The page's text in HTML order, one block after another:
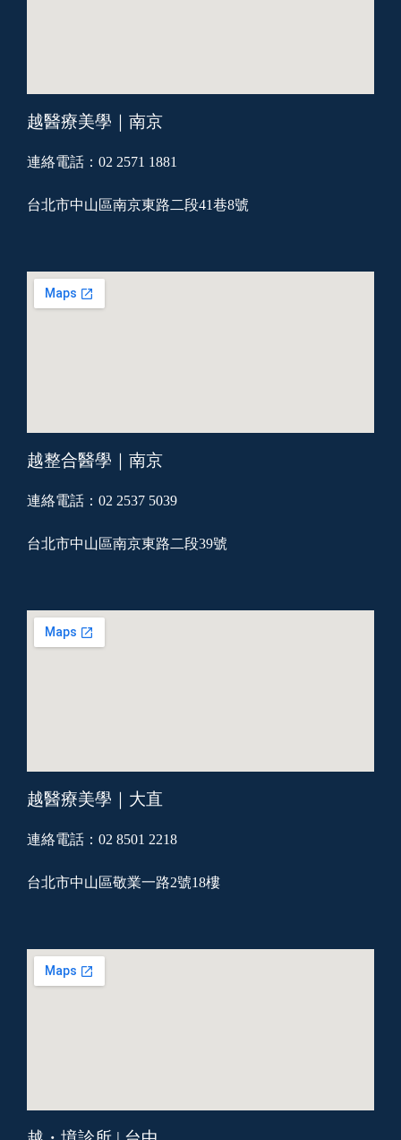
越醫療美學｜南京
連絡電話：02 2571 1881
台北市中山區南京東路二段41巷8號
越整合醫學｜南京
連絡電話：02 2537 5039
台北市中山區南京東路二段39號
越醫療美學｜大直
連絡電話：02 8501 2218
台北市中山區敬業一路2號18樓